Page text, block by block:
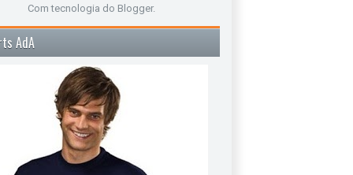
Com tecnologia do Blogger.
AdA